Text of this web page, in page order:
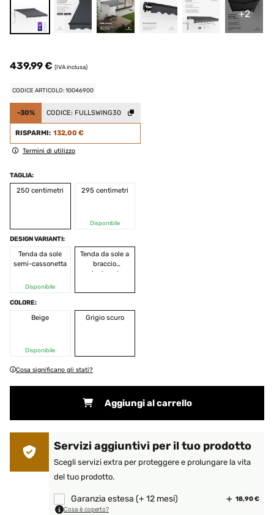
+2
439,99 € (IVA inclusa)
CODICE ARTICOLO: 10046900
-30% CODICE: FULLSWING30
RISPARMI: 132,00 €
Termini di utilizzo
TAGLIA:
250 centimetri
295 centimetri
Disponibile
DESIGN VARIANTI:
Tenda da sole
semi-cassonetta
Disponibile
Tenda da sole a
braccio
pieghevole
COLORE:
Beige
Disponibile
Grigio scuro
Cosa significano gli stati?
Aggiungi al carrello
Servizi aggiuntivi per il tuo prodotto
Scegli servizi extra per proteggere e prolungare la vita
del tuo prodotto.
Garanzia estesa (+ 12 mesi) 18,90 €
Cosa è coperto?